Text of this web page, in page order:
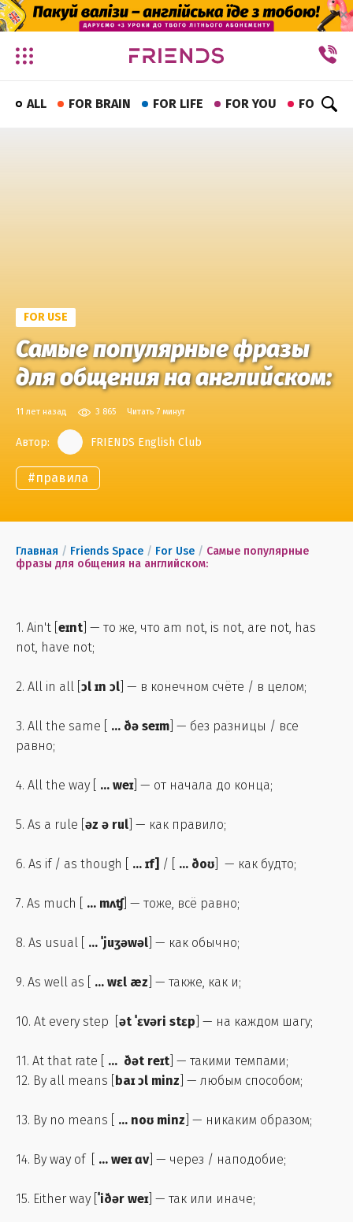
✕
ALL FOR BRAIN FOR LIFE FOR YOU FOR FUN
FOR USE
Самые популярные фразы
для общения на английском:
11 лет назад 3 865 Читать 7 минут
Автор: FRIENDS English Club
#правила
Главная / Friends Space / For Use / Самые популярные
фразы для общения на английском:
1. Ain't [ eɪnt ] — то же, что am not, is not, are not, has
not, have not;
2. All in all [ ɔl ɪn ɔl ] — в конечном счёте / в целом;
3. All the same [ ... ðə seɪm ] — без разницы / все
равно;
4. All the way [ ... weɪ] — от начала до конца;
5. As a rule [ əz ə rul ] — как правило;
6. As if / as though [ ... ɪf] / [ ... ðoʊ ] — как будто;
7. As much [ ... mʌʧ] — тоже, всё равно;
8. As usual [ ... ˈjuʒəwəl ] — как обычно;
9. As well as [ ... wɛl æz ] — также, как и;
10. At every step [ ət ˈɛvəri stɛp ] — на каждом шагу;
11. At that rate [ ... ðət reɪt ] — такими темпами;
12. By all means [ baɪ ɔl minz ] — любым способом;
13. By no means [ ... noʊ minz ] — никаким образом;
14. By way of [ ... weɪ ɑv] — через / наподобие;
15. Either way [ ˈiðər weɪ] — так или иначе;